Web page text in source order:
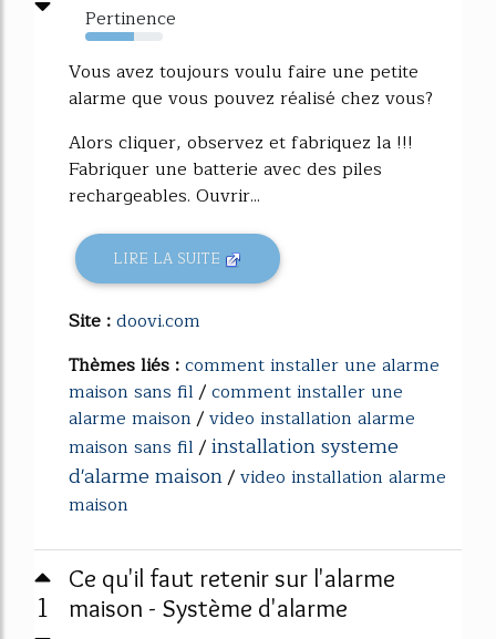
Pertinence
63%
Vous avez toujours voulu faire une petite
alarme que vous pouvez réalisé chez vous?
Alors cliquer, observez et fabriquez la !!!
Fabriquer une batterie avec des piles
rechargeables. Ouvrir...
LIRE LA SUITE
Site :doovi.com
Thèmes liés :comment installer une alarme
maison sans fil/comment installer une
alarme maison/video installation alarme
maison sans fil/installation systeme
d'alarme maison/video installation alarme
maison
1
Ce qu'il faut retenir sur l'alarme
maison - Système d'alarme